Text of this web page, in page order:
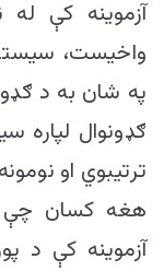
آزموینه کې له
واخیست،
په شان به د
ګډونوال لپاره
ترتیبوي او
هغه کسان چې
آزموینه کې د